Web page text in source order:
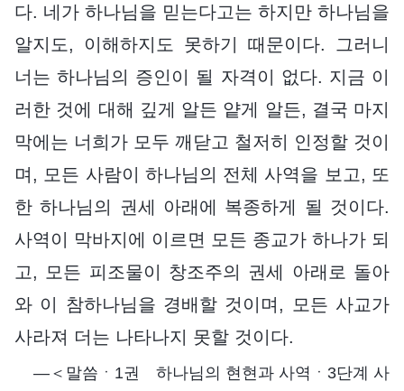
다. 네가 하나님을 믿는다고는 하지만 하나님을
알지도, 이해하지도 못하기 때문이다. 그러니
너는 하나님의 증인이 될 자격이 없다. 지금 이
러한 것에 대해 깊게 알든 얕게 알든, 결국 마지
막에는 너희가 모두 깨닫고 철저히 인정할 것이
며, 모든 사람이 하나님의 전체 사역을 보고, 또
한 하나님의 권세 아래에 복종하게 될 것이다.
사역이 막바지에 이르면 모든 종교가 하나가 되
고, 모든 피조물이 창조주의 권세 아래로 돌아
와 이 참하나님을 경배할 것이며, 모든 사교가
사라져 더는 나타나지 못할 것이다.
―＜말씀ㆍ1권 하나님의 현현과 사역ㆍ3단계 사